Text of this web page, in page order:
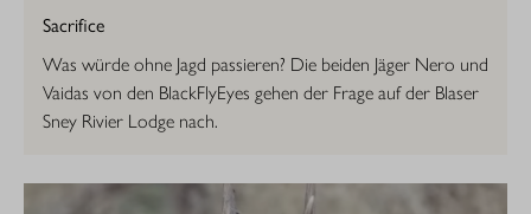
Sacrifice
Was würde ohne Jagd passieren? Die beiden Jäger Nero und
Vaidas von den BlackFlyEyes gehen der Frage auf der Blaser
Sney Rivier Lodge nach.